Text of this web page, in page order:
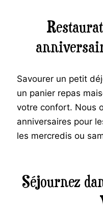
Savourer un petit
un panier repas
votre confort. Nous
anniversaires pour
les mercredis ou
Séjournez